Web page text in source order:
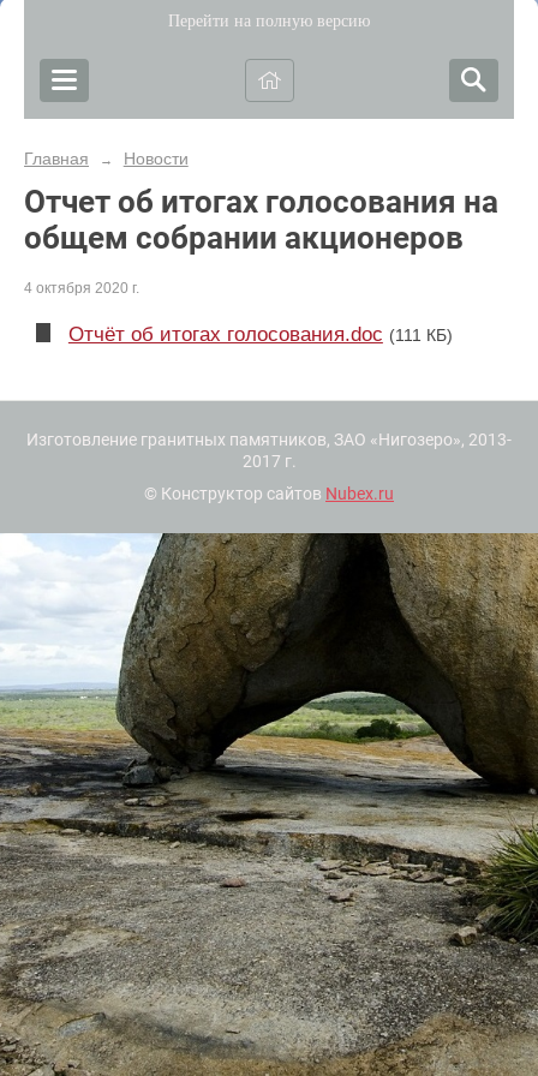
Перейти на полную версию
Главная → Новости
Отчет об итогах голосования на
общем собрании акционеров
4 октября 2020 г.
Отчёт об итогах голосования.doc (111 КБ)
Изготовление гранитных памятников, ЗАО «Нигозеро», 2013-
2017 г.
© Конструктор сайтов Nubex.ru